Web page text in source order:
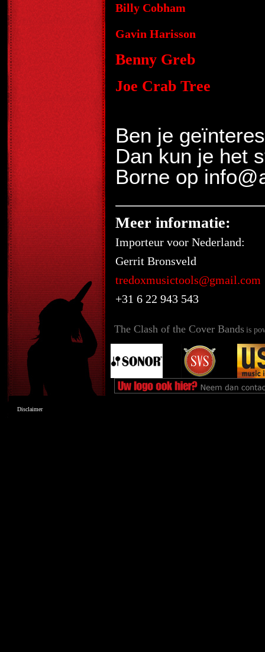
Billy Cobham
Gavin Harisson
Benny Greb
Joe Crab Tree
Ben je
Dan kun je het
Borne op
Meer informatie:
Importeur voor Nederland:
Gerrit Bronsveld
tredoxmusictools@gmail.com
+31 6 22 943 543
The Clash of the Cover Bands is
Disclaimer